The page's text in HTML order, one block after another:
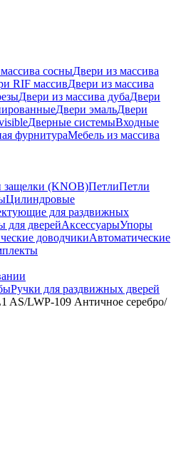
сосныДвери из массива
RIF массивДвери из массива
Двери из массива дубаДвери
Двери эмальДвери
Дверные системыВходные
фурнитураМебель из массива
защелки (KNOB)ПетлиПетли
Цилиндровые
для раздвижных
для дверейАксессуарыУпоры
доводчикиАвтоматические
Ручки для раздвижных дверей
AS/LWP-109 Античное серебро/